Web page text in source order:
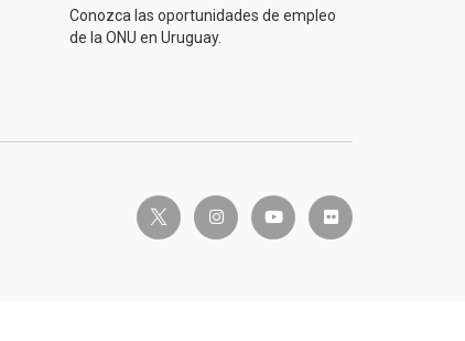
Conozca las oportunidades de empleo
de la ONU en Uruguay.
twitter-x instagramyoutube flickr